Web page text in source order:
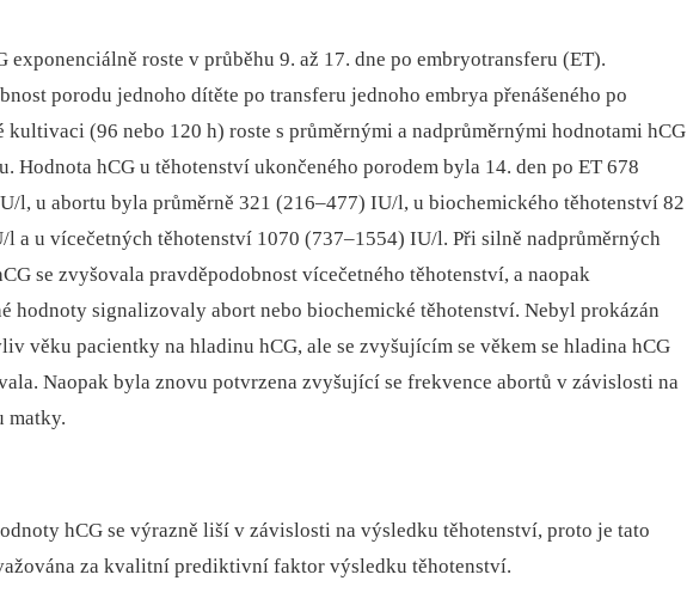
exponenciálně roste v průběhu 9. až 17. dne po embryotransferu (ET).
porodu jednoho dítěte po transferu jednoho embrya přenášeného po
kultivaci (96 nebo 120 h) roste s průměrnými a nadprůměrnými hodnotami hCG
Hodnota hCG u těhotenství ukončeného porodem byla 14. den po ET 678
l, u abortu byla průměrně 321 (216–477) IU/l, u biochemického těhotenství 82
l a u vícečetných těhotenství 1070 (737–1554) IU/l. Při silně nadprůměrných
se zvyšovala pravděpodobnost vícečetného těhotenství, a naopak
hodnoty signalizovaly abort nebo biochemické těhotenství. Nebyl prokázán
věku pacientky na hladinu hCG, ale se zvyšujícím se věkem se hladina hCG
Naopak byla znovu potvrzena zvyšující se frekvence abortů v závislosti na
matky.
hCG se výrazně liší v závislosti na výsledku těhotenství, proto je tato
za kvalitní prediktivní faktor výsledku těhotenství.